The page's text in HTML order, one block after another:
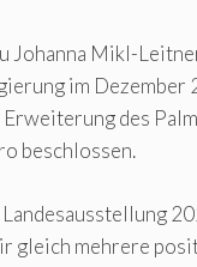
Johanna Mikl-
im Dezember
des
beschlossen.
gleich mehrere